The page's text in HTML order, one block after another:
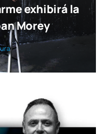
exhibirá la
Morey